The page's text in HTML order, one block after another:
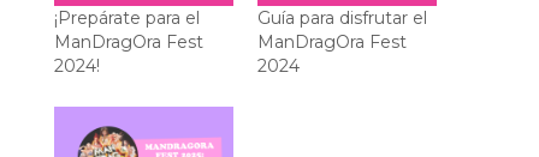
¡Prepárate para el
ManDragOra Fest
2024!
Guía para disfrutar el
ManDragOra Fest
2024